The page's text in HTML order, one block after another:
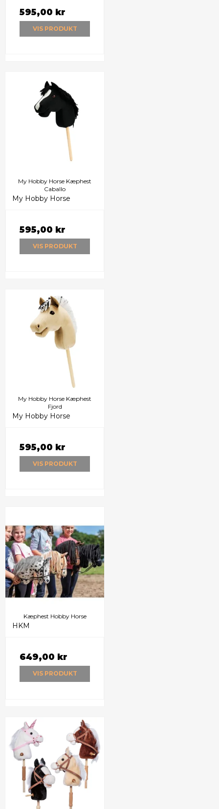
595,00 kr
VIS PRODUKT
My Hobby Horse Kæphest
Caballo
My Hobby Horse
595,00 kr
VIS PRODUKT
My Hobby Horse Kæphest
Fjord
My Hobby Horse
595,00 kr
VIS PRODUKT
Kæphest Hobby Horse
HKM
649,00 kr
VIS PRODUKT